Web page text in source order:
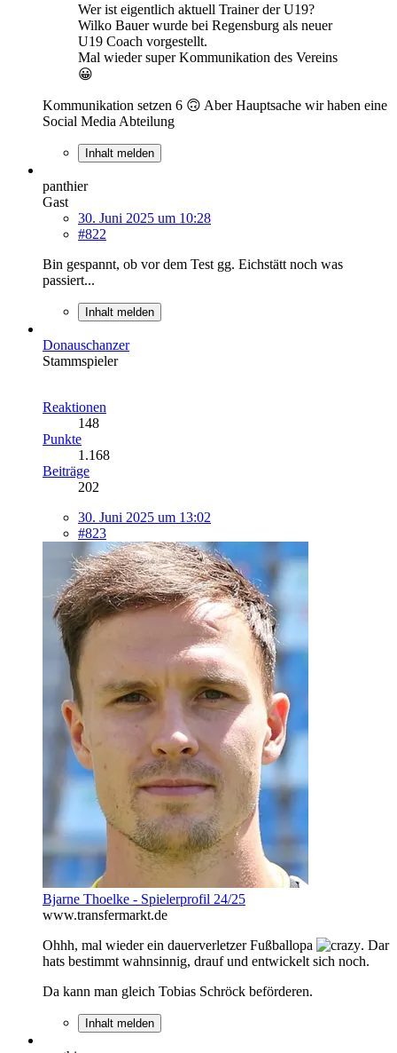
Wer ist eigentlich aktuell Trainer der U19?
Wilko Bauer wurde bei Regensburg als neuer
U19 Coach vorgestellt.
Mal wieder super Kommunikation des Vereins
😀
Kommunikation setzen 6 🙃 Aber Hauptsache wir haben eine
Social Media Abteilung
Inhalt melden
panthier
Gast
30. Juni 2025 um 10:28
#822
Bin gespannt, ob vor dem Test gg. Eichstätt noch was
passiert...
Inhalt melden
Donauschanzer
Stammspieler
Reaktionen
148
Punkte
1.168
Beiträge
202
30. Juni 2025 um 13:02
#823
Bjarne Thoelke - Spielerprofil 24/25
www.transfermarkt.de
Ohhh, mal wieder ein dauerverletzer Fußballopa
. Dar
hats bestimmt wahnsinnig, drauf und entwickelt sich noch.
Da kann man gleich Tobias Schröck beförderen.
Inhalt melden